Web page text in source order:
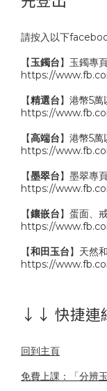
請按入以下
【玉鐲台】玉鐲專
https://
【精選台】港幣5萬
https://
【高端台】港幣5萬
https://
【墨翠台】墨翠專
https://
【鑲嵌台】蛋面、
https://
【和田玉台】天然
https://
↓↓ 快捷
回到主頁
免費上課：「分辨